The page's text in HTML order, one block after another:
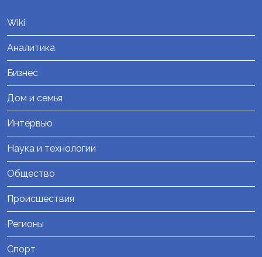
Wiki
Аналитика
Бизнес
Дом и семья
Интервью
Наука и технологии
Общество
Происшествия
Регионы
Спорт